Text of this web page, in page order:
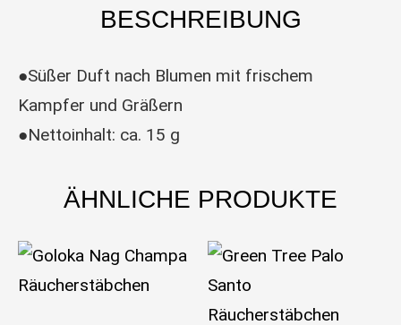
BESCHREIBUNG
●Süßer Duft nach Blumen mit frischem
Kampfer und Gräßern
●Nettoinhalt: ca. 15 g
ÄHNLICHE PRODUKTE